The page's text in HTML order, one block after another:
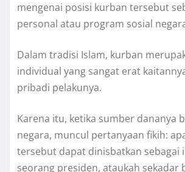
mengenai posisi kurban tersebut
personal atau program sosial
Dalam tradisi Islam, kurban
individual yang sangat erat
pribadi pelakunya.
Karena itu, ketika sumber dananya
negara, muncul pertanyaan fikih:
tersebut dapat dinisbatkan sebagai
seorang presiden, ataukah sekadar